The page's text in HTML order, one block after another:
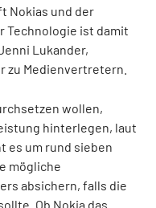
Nokias und der
Technologie ist damit
Lukander,
zu Medienvertretern.
wollen,
hinterlegen, laut
es um rund sieben
mögliche
absichern, falls die
Ob Nokia das